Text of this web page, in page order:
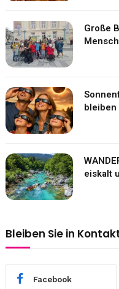
Große
eiskalt
Bleiben Sie in
Facebook